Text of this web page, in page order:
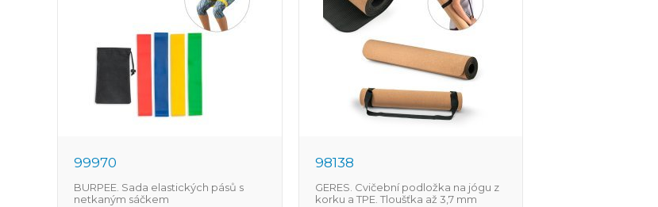
99970
BURPEE. Sada elastických pásů s
netkaným sáčkem
98138
GERES. Cvičební podložka na jógu z
korku a TPE. Tloušťka až 3,7 mm